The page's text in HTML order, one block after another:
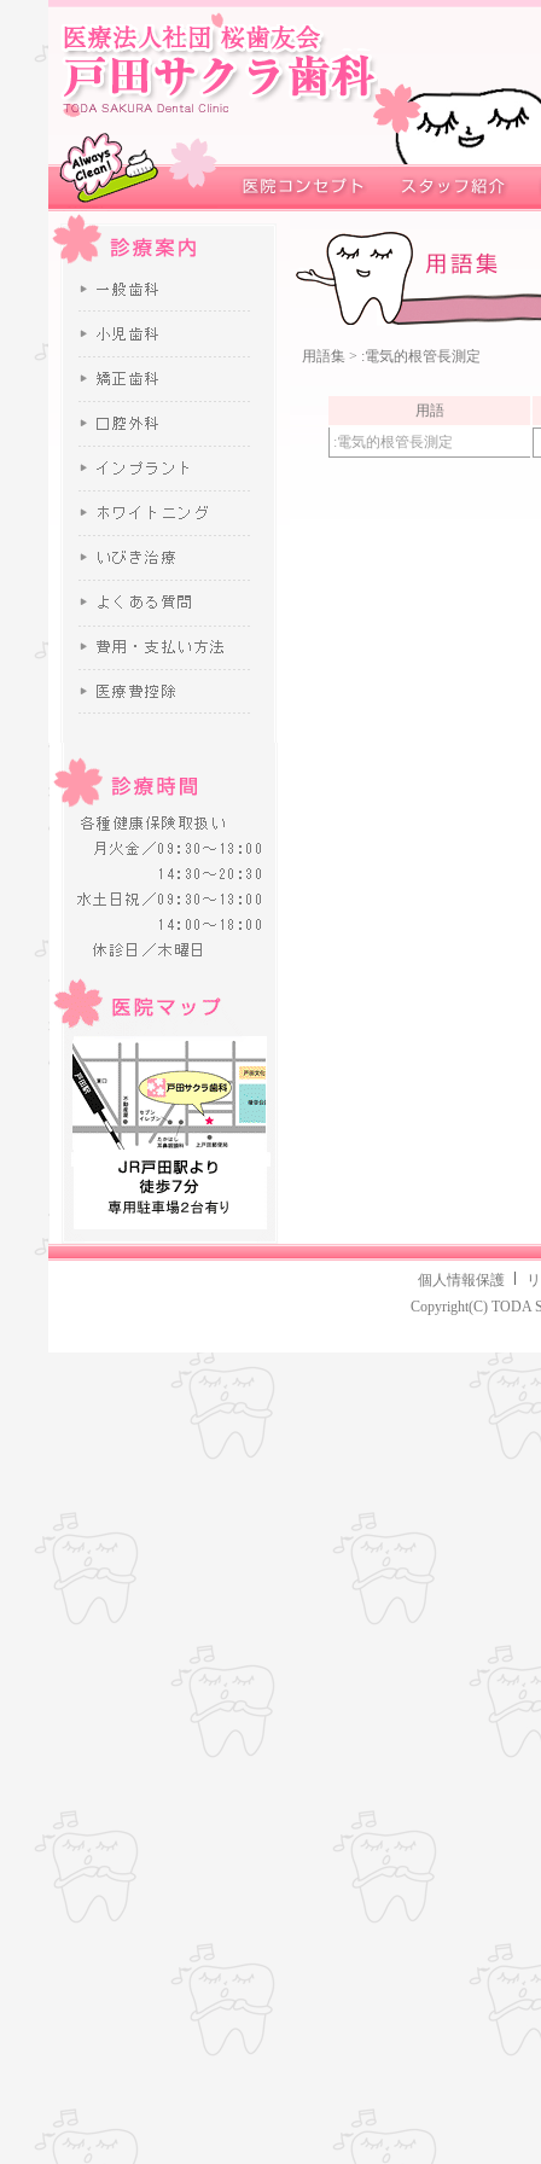
用語集 > :電気的根管長測定
用語
:電気的根管長測定
個人情報保護
Copyright(C) TODA